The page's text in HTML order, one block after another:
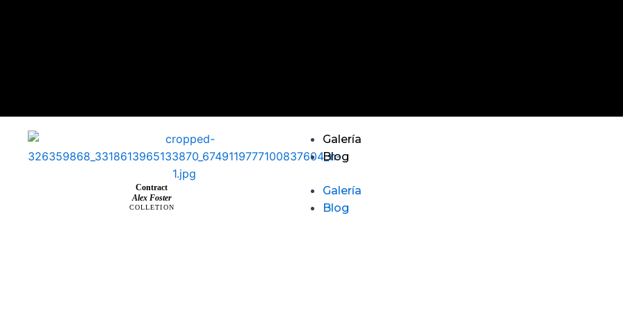
Contract
Alex Foster
COLLETION
Galería
Blog
Galería
Blog